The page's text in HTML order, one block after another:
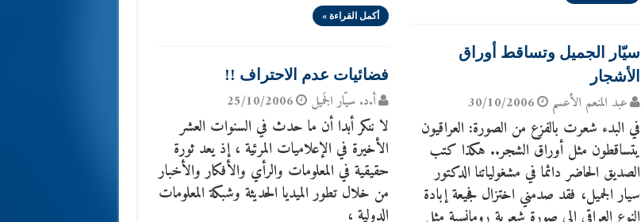
أكمل القراءة »
سيّار الجميل وتساقط أوراق
الأشجار
عبد المنعم الأعسم 30/10/2006
في البدء شعرت بالفزع من الصورة: العراقيون
يتساقطون مثل أوراق الشجر.. هكذا كتب
الصديق الحاضر دائما في مشغولياتنا الدكتور
سيار الجميل، فقد صدمني اختزال فجيعة إبادة
فضائيات عدم الاحتراف !!
أ.د. سيّار الجَميل 25/10/2006
لا ننكر أبدا أن ما حدث في السنوات العشر
الأخيرة في الإعلاميات المرئية ، إذ يعد ثورة
حقيقية في المعلومات والرأي والأفكار والأخبار
من خلال تطور الميديا الحديثة وشبكة المعلومات
الدولية ،